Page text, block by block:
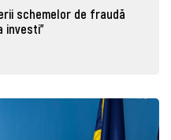
schemelor de fraudă
investi”